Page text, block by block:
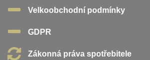
Velkoobchodní podmínky
GDPR
Zákonná práva spotřebitele